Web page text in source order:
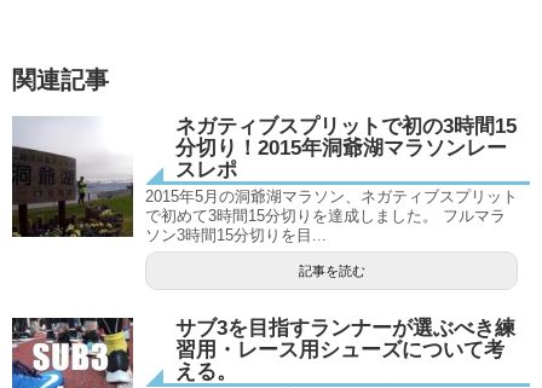
関連記事
ネガティブスプリットで初の3時間15
分切り！2015年洞爺湖マラソンレー
スレポ
2015年5月の洞爺湖マラソン、ネガティブスプリット
で初めて3時間15分切りを達成しました。 フルマラ
ソン3時間15分切りを目...
記事を読む
サブ3を目指すランナーが選ぶべき練
習用・レース用シューズについて考
える。